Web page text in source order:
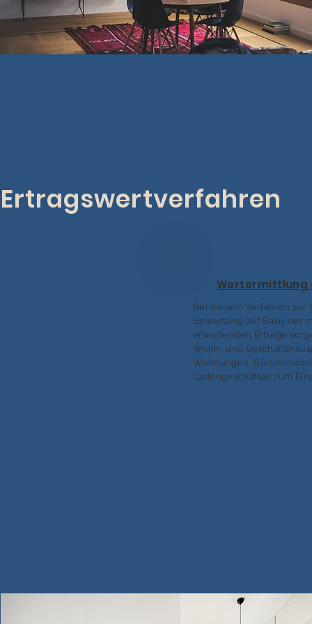
Ertragswertverfahren
Wertermittlung
Bei diesem Verfahren
Bewertung auf Basis der
erwartenden Erträge
Wohn- und
Wohnungen,
Ladengeschäften zum